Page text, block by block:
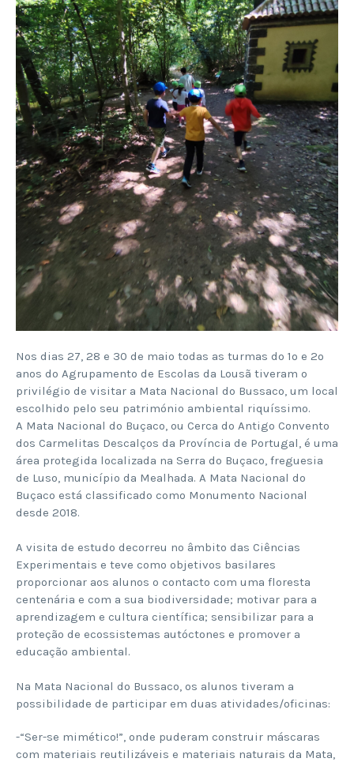
Nos dias 27, 28 e 30 de maio todas as turmas do 1º e 2º
anos do Agrupamento de Escolas da Lousã tiveram o
privilégio de visitar a Mata Nacional do Bussaco, um local
escolhido pelo seu património ambiental riquíssimo.
A Mata Nacional do Buçaco, ou Cerca do Antigo Convento
dos Carmelitas Descalços da Província de Portugal, é uma
área protegida localizada na Serra do Buçaco, freguesia
de Luso, município da Mealhada. A Mata Nacional do
Buçaco está classificado como Monumento Nacional
desde 2018.
A visita de estudo decorreu no âmbito das Ciências
Experimentais e teve como objetivos basilares
proporcionar aos alunos o contacto com uma floresta
centenária e com a sua biodiversidade; motivar para a
aprendizagem e cultura científica; sensibilizar para a
proteção de ecossistemas autóctones e promover a
educação ambiental.
Na Mata Nacional do Bussaco, os alunos tiveram a
possibilidade de participar em duas atividades/oficinas:
-“Ser-se mimético!”, onde puderam construir máscaras
com materiais reutilizáveis e materiais naturais da Mata,